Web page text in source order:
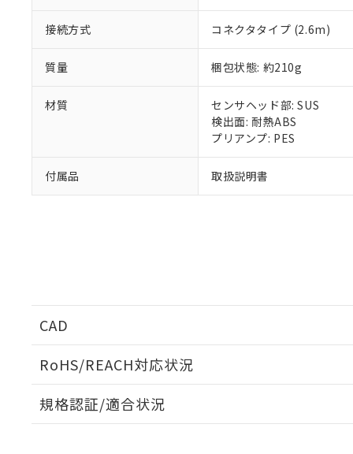
接続方式 コネクタタイプ (2.6m)
質量 梱包状態: 約210g
材質
センサヘッド部: SUS
検出面: 耐熱ABS
プリアンプ: PES
付属品 取扱説明書
CAD
RoHS/REACH対応状況
EU RoHS 注意事項・凡例
規格認証/適合状況
混在することから
既に当社にて対応
り割愛しております